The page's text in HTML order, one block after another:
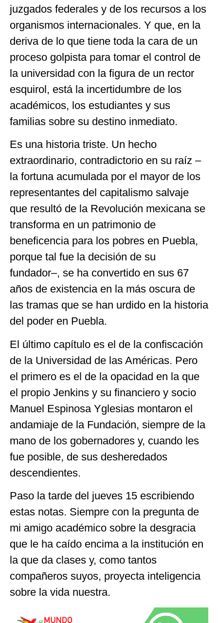
juzgados federales y de los recursos a los
organismos internacionales. Y que, en la
deriva de lo que tiene toda la cara de un
proceso golpista para tomar el control de
la universidad con la figura de un rector
esquirol, está la incertidumbre de los
académicos, los estudiantes y sus
familias sobre su destino inmediato.
Es una historia triste. Un hecho
extraordinario, contradictorio en su raíz –
la fortuna acumulada por el mayor de los
representantes del capitalismo salvaje
que resultó de la Revolución mexicana se
transforma en un patrimonio de
beneficencia para los pobres en Puebla,
porque tal fue la decisión de su
fundador–, se ha convertido en sus 67
años de existencia en la más oscura de
las tramas que se han urdido en la historia
del poder en Puebla.
El último capítulo es el de la confiscación
de la Universidad de las Américas. Pero
el primero es el de la opacidad en la que
el propio Jenkins y su financiero y socio
Manuel Espinosa Yglesias montaron el
andamiaje de la Fundación, siempre de la
mano de los gobernadores y, cuando les
fue posible, de sus desheredados
descendientes.
Paso la tarde del jueves 15 escribiendo
estas notas. Siempre con la pregunta de
mi amigo académico sobre la desgracia
que le ha caído encima a la institución en
la que da clases y, como tantos
compañeros suyos, proyecta inteligencia
sobre la vida nuestra.